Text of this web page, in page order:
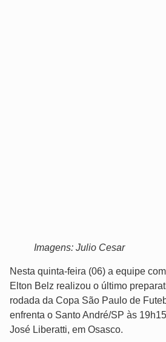
Imagens: Julio Cesar
Nesta quinta-feira (06) a equipe
Elton Belz realizou o último
rodada da Copa São Paulo de
enfrenta o Santo André/SP às
José Liberatti, em Osasco.